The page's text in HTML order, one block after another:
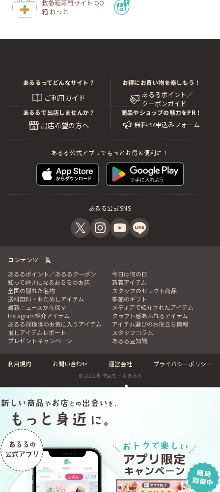
救急箱専門サイト QQ
箱.ねっと
あるるってどんなサイト？
ご利用ガイド
お得にお買い物を楽しもう！
あるるポイント／
クーポンガイド
あるるで出店しませんか？
出店希望の方へ
商品やショップの魅力をPR！
無料PR申込みフォーム
あるる公式アプリでもっとお得＆便利に！
あるる公式SNS
コンテンツ一覧
あるるポイント／あるるクーポン
今日は何の日
知って好きになるあるるのお店
新着アイテム
全国の隠れた名物
スタッフのセレクト商品
送料無料・おためしアイテム
季節のギフト
最新ニュースから探す
メディアで紹介されたアイテム
Instagram紹介アイテム
クラフト感あふれるアイテム
あるる探検隊のお気に入りアイテム
アイテム選びのお役立ち情報
推しアイテムレポート
スタッフコラム
プレゼントキャンペーン
あるる豆知識
利用規約 お問い合わせ 運営会社 プライバシーポリシー
© 2022 創作品モール あるる